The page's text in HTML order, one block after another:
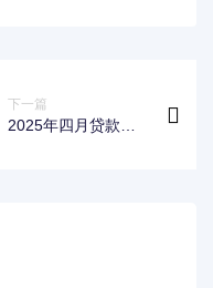
下一篇
2025年四月贷款口